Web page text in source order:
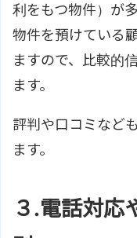
利をもつ物件）が
物件を預けている
ますので、比較的
ます。
評判や口コミなど
ます。
３.電話対応